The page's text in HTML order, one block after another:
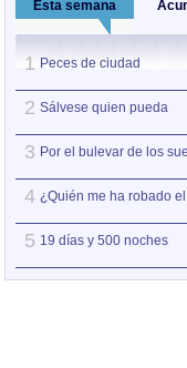
Esta semana
1 Peces de ciudad
2 Sálvese quien pueda
3 Por el bulevar de los
4 ¿Quién me ha robado
5 19 días y 500 noches